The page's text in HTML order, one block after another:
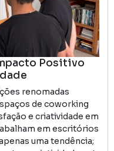
Positivo
renomadas
de coworking
e criatividade em
em escritórios
uma tendência;